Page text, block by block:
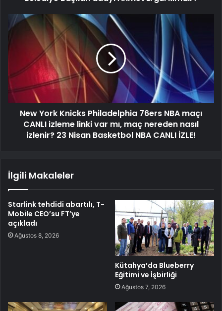
New York Knicks Philadelphia 76ers NBA maçı
CANLI izleme linki var mı, maç nereden nasıl
izlenir? 23 Nisan Basketbol NBA CANLI İZLE!
İlgili Makaleler
Starlink tehdidi abartılı, T-
Mobile CEO’su FT’ye
açıkladı
Ağustos 8, 2026
Kütahya’da Blueberry
Eğitimi ve İşbirliği
Ağustos 7, 2026